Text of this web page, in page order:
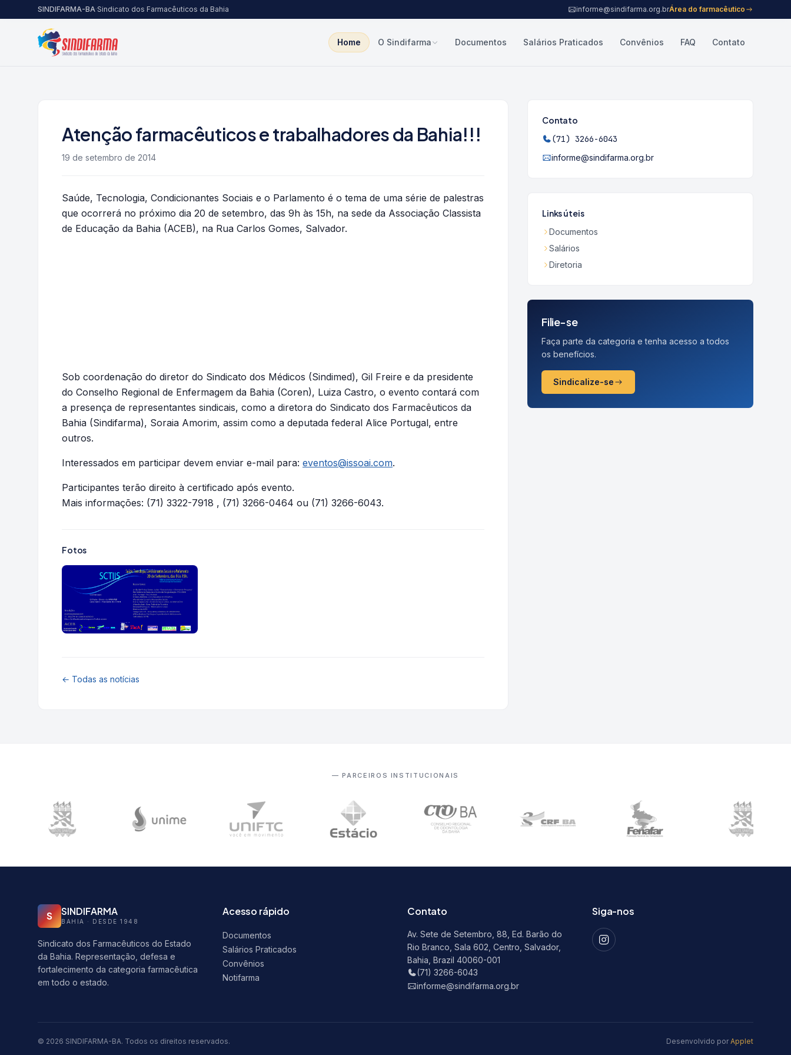
Pular para o conteúdo
SINDIFARMA-BA·Sindicato dos Farmacêuticos da Bahia informe@sindifarma.org.brÁrea do farmacêutico
Home O Sindifarma Documentos Salários Praticados Convênios FAQ Contato
Atenção farmacêuticos e trabalhadores da Bahia!!!
19 de setembro de 2014
Saúde, Tecnologia, Condicionantes Sociais e o Parlamento é o tema de uma série de palestras
que ocorrerá no próximo dia 20 de setembro, das 9h às 15h, na sede da Associação Classista
de Educação da Bahia (ACEB), na Rua Carlos Gomes, Salvador.
Sob coordenação do diretor do Sindicato dos Médicos (Sindimed), Gil Freire e da presidente
do Conselho Regional de Enfermagem da Bahia (Coren), Luiza Castro, o evento contará com
a presença de representantes sindicais, como a diretora do Sindicato dos Farmacêuticos da
Bahia (Sindifarma), Soraia Amorim, assim como a deputada federal Alice Portugal, entre
outros.
Interessados em participar devem enviar e-mail para: eventos@issoai.com.
Participantes terão direito à certificado após evento.
Mais informações: (71) 3322-7918 , (71) 3266-0464 ou (71) 3266-6043.
Fotos
← Todas as notícias
Contato
(71) 3266-6043
informe@sindifarma.org.br
Links úteis
Documentos
Salários
Diretoria
Filie-se
Faça parte da categoria e tenha acesso a todos
os benefícios.
Sindicalize-se
— PARCEIROS INSTITUCIONAIS
S SINDIFARMA
BAHIA · DESDE 1948
Sindicato dos Farmacêuticos do Estado
da Bahia. Representação, defesa e
fortalecimento da categoria farmacêutica
em todo o estado.
Acesso rápido
Documentos
Salários Praticados
Convênios
Notifarma
Contato
Av. Sete de Setembro, 88, Ed. Barão do
Rio Branco, Sala 602, Centro, Salvador,
Bahia, Brazil 40060-001
(71) 3266-6043
informe@sindifarma.org.br
Siga-nos
© 2026 SINDIFARMA-BA. Todos os direitos reservados. Desenvolvido porApplet